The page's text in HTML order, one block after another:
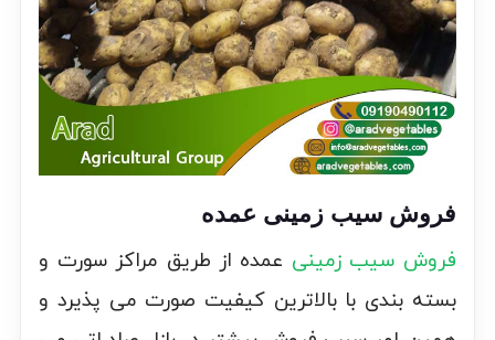
فروش سیب زمینی عمده
فروش سیب زمینی عمده از طریق مراکز سورت و
بسته بندی با بالاترین کیفیت صورت می پذیرد و